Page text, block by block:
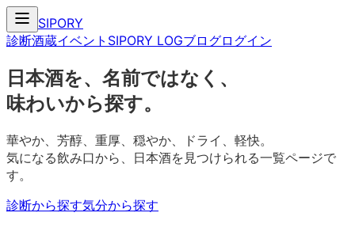
SIPORY
診断酒蔵イベント SIPORY LOGブログログイン
日本酒を、名前ではなく、
味わいから探す。
華やか、芳醇、重厚、穏やか、ドライ、軽快。
気になる飲み口から、日本酒を見つけられる一覧ページで
す。
診断から探す気分から探す